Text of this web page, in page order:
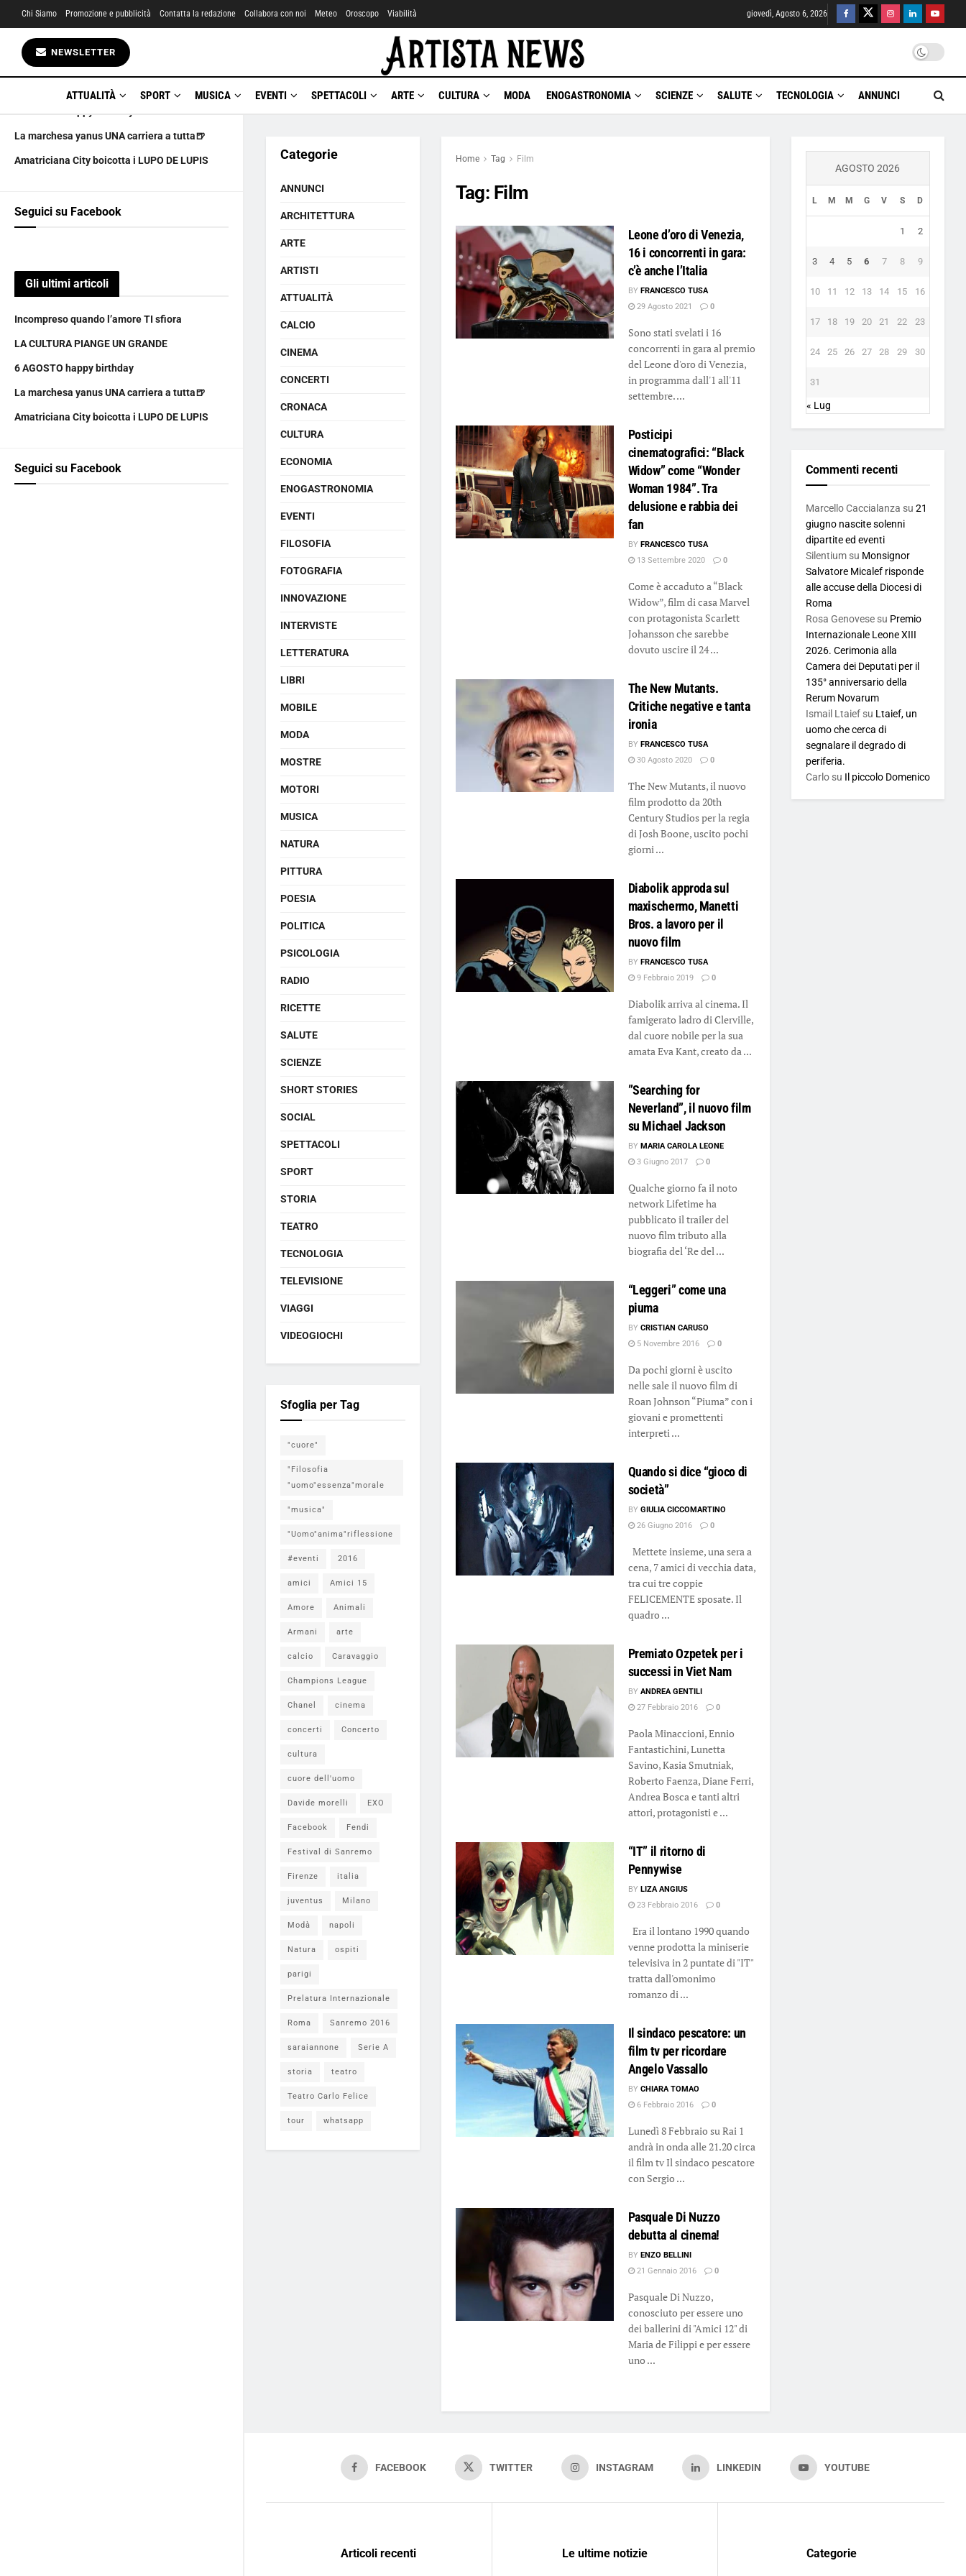
Gli ultimi articoli
Incompreso quando l’amore TI sfiora
LA CULTURA PIANGE UN GRANDE
La marchesa yanus UNA carriera a tutta🍺
Amatriciana City boicotta i LUPO DE LUPIS
Seguici su Facebook
Gli ultimi articoli
Incompreso quando l’amore TI sfiora
LA CULTURA PIANGE UN GRANDE
6 AGOSTO happy birthday
La marchesa yanus UNA carriera a tutta🍺
Amatriciana City boicotta i LUPO DE LUPIS
Seguici su Facebook
Chi Siamo Promozione e pubblicità Contatta la redazione Collabora con noi Meteo Oroscopo Viabilità giovedì, Agosto 6, 2026
NEWSLETTER
ATTUALITÀ SPORT MUSICA EVENTI SPETTACOLI ARTE CULTURA MODA ENOGASTRONOMIA SCIENZE SALUTE TECNOLOGIA ANNUNCI
Home Tag Film
Tag: Film
Leone d’oro di Venezia,
16 i concorrenti in gara:
c’è anche l’Italia
BY FRANCESCO TUSA
29 Agosto 2021
0
Sono stati svelati i 16
concorrenti in gara al premio
del Leone d'oro di Venezia,
in programma dall'1 all'11
settembre. ...
Posticipi
cinematografici: “Black
Widow” come “Wonder
Woman 1984”. Tra
delusione e rabbia dei
fan
BY FRANCESCO TUSA
13 Settembre 2020
0
Come è accaduto a “Black
Widow”, film di casa Marvel
con protagonista Scarlett
Johansson che sarebbe
dovuto uscire il 24 ...
The New Mutants.
Critiche negative e tanta
ironia
BY FRANCESCO TUSA
30 Agosto 2020
0
The New Mutants, il nuovo
film prodotto da 20th
Century Studios per la regia
di Josh Boone, uscito pochi
giorni ...
Diabolik approda sul
maxischermo, Manetti
Bros. a lavoro per il
nuovo film
BY FRANCESCO TUSA
9 Febbraio 2019
0
Diabolik arriva al cinema. Il
famigerato ladro di Clerville,
dal cuore nobile per la sua
amata Eva Kant, creato da ...
”Searching for
Neverland”, il nuovo film
su Michael Jackson
BY MARIA CAROLA LEONE
3 Giugno 2017
0
Qualche giorno fa il noto
network Lifetime ha
pubblicato il trailer del
nuovo film tributo alla
biografia del ‘Re del ...
“Leggeri” come una
piuma
BY CRISTIAN CARUSO
5 Novembre 2016
0
Da pochi giorni è uscito
nelle sale il nuovo film di
Roan Johnson “Piuma” con i
giovani e promettenti
interpreti ...
Quando si dice “gioco di
società”
BY GIULIA CICCOMARTINO
26 Giugno 2016
0
Mettete insieme, una sera a
cena, 7 amici di vecchia data,
tra cui tre coppie
FELICEMENTE sposate. Il
quadro ...
Premiato Ozpetek per i
successi in Viet Nam
BY ANDREA GENTILI
27 Febbraio 2016
0
Paola Minaccioni, Ennio
Fantastichini, Lunetta
Savino, Kasia Smutniak,
Roberto Faenza, Diane Ferri,
Andrea Bosca e tanti altri
attori, protagonisti e ...
“IT” il ritorno di
Pennywise
BY LIZA ANGIUS
23 Febbraio 2016
0
Era il lontano 1990 quando
venne prodotta la miniserie
televisiva in 2 puntate di "IT"
tratta dall'omonimo
romanzo di ...
Il sindaco pescatore: un
film tv per ricordare
Angelo Vassallo
BY CHIARA TOMAO
6 Febbraio 2016
0
Lunedì 8 Febbraio su Rai 1
andrà in onda alle 21.20 circa
il film tv Il sindaco pescatore
con Sergio ...
Pasquale Di Nuzzo
debutta al cinema!
BY ENZO BELLINI
21 Gennaio 2016
0
Pasquale Di Nuzzo,
conosciuto per essere uno
dei ballerini di "Amici 12" di
Maria de Filippi e per essere
uno ...
Categorie
ANNUNCI
ARCHITETTURA
ARTE
ARTISTI
ATTUALITÀ
CALCIO
CINEMA
CONCERTI
CRONACA
CULTURA
ECONOMIA
ENOGASTRONOMIA
EVENTI
FILOSOFIA
FOTOGRAFIA
INNOVAZIONE
INTERVISTE
LETTERATURA
LIBRI
MOBILE
MODA
MOSTRE
MOTORI
MUSICA
NATURA
PITTURA
POESIA
POLITICA
PSICOLOGIA
RADIO
RICETTE
SALUTE
SCIENZE
SHORT STORIES
SOCIAL
SPETTACOLI
SPORT
STORIA
TEATRO
TECNOLOGIA
TELEVISIONE
VIAGGI
VIDEOGIOCHI
Sfoglia per Tag
"cuore"
"Filosofia
"uomo"essenza"morale
"musica"
"Uomo"anima"riflessione
#eventi 2016
amici Amici 15
Amore Animali
Armani arte
calcio Caravaggio
Champions League
Chanel cinema
concerti Concerto
cultura
cuore dell'uomo
Davide morelli EXO
Facebook Fendi
Festival di Sanremo
Firenze italia
juventus Milano
Modà napoli
Natura ospiti
parigi
Prelatura Internazionale
Roma Sanremo 2016
saraiannone Serie A
storia teatro
Teatro Carlo Felice
tour whatsapp
AGOSTO 2026
L M M G V S D
1 2
3 4 5 6 7 8 9
10 11 12 13 14 15 16
17 18 19 20 21 22 23
24 25 26 27 28 29 30
31
« Lug
Commenti recenti
Marcello Caccialanza su 21
giugno nascite solenni
dipartite ed eventi
Silentiumsu Monsignor
Salvatore Micalef risponde
alle accuse della Diocesi di
Roma
Rosa Genovesesu Premio
Internazionale Leone XIII
2026. Cerimonia alla
Camera dei Deputati per il
135° anniversario della
Rerum Novarum
Ismail Ltaiefsu Ltaief, un
uomo che cerca di
segnalare il degrado di
periferia.
Carlosu Il piccolo Domenico
FACEBOOK TWITTER INSTAGRAM LINKEDIN YOUTUBE
Articoli recenti Le ultime notizie Categorie